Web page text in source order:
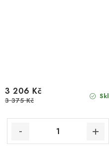
3 206 Kč
3 375 Kč